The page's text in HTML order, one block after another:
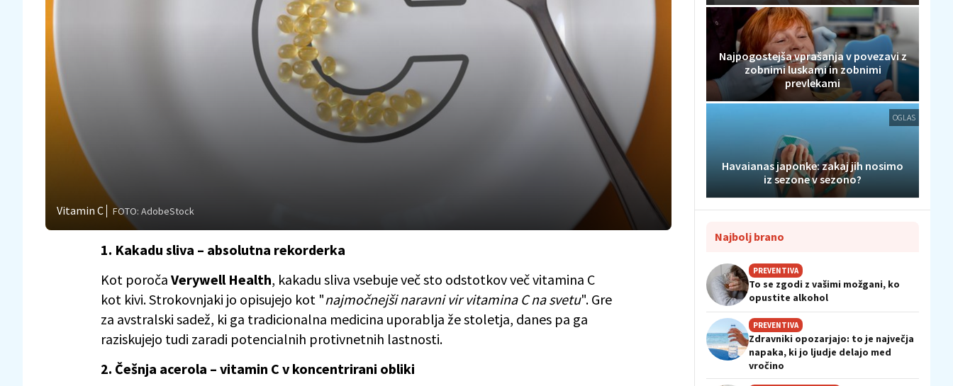
Vitamin C FOTO: AdobeStock
1. Kakadu sliva – absolutna rekorderka
Kot poroča Verywell Health, kakadu sliva vsebuje več sto odstotkov več vitamina C
kot kivi. Strokovnjaki jo opisujejo kot "najmočnejši naravni vir vitamina C na svetu". Gre
za avstralski sadež, ki ga tradicionalna medicina uporablja že stoletja, danes pa ga
raziskujejo tudi zaradi potencialnih protivnetnih lastnosti.
2. Češnja acerola – vitamin C v koncentrirani obliki
Najpogostejša vprašanja v povezavi z
zobnimi luskami in zobnimi
prevlekami
OGLAS
Havaianas japonke: zakaj jih nosimo
iz sezone v sezono?
Najbolj brano
PREVENTIVA
To se zgodi z vašimi možgani, ko
opustite alkohol
PREVENTIVA
Zdravniki opozarjajo: to je največja
napaka, ki jo ljudje delajo med
vročino